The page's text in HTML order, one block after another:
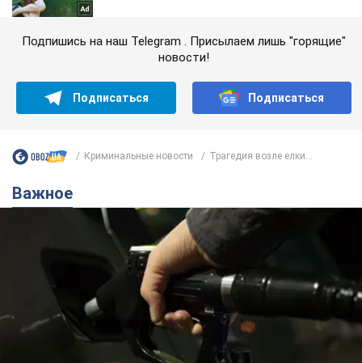
Подпишись на наш Telegram . Присылаем лишь "горящие"
новости!
Подписаться Подписаться
Криминальные новости Трагедия возле елки...
Важное